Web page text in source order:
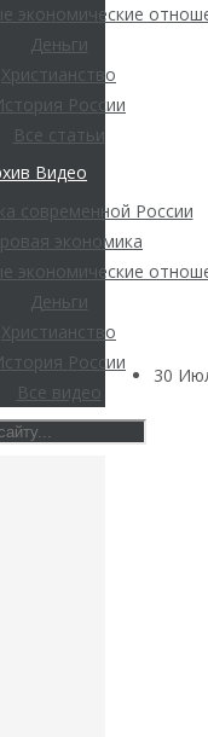
экономические
Деньги
Христианство
России
Все статьи
Видео
современной России
экономика
экономические
Деньги
Христианство
России
Все видео
30